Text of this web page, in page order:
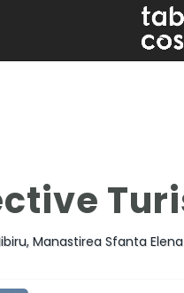
Manastirea Sfanta